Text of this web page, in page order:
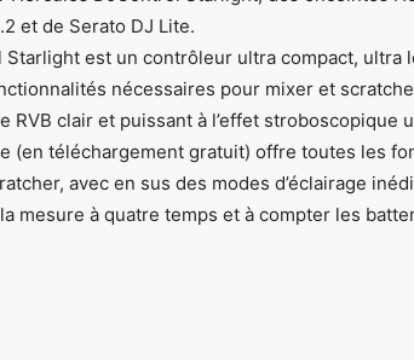
et de Serato DJ Lite.
Starlight est un contrôleur ultra compact, ultra
nécessaires pour mixer et
RVB clair et puissant à l’effet stroboscopique
(en téléchargement gratuit) offre toutes les
avec en sus des modes d’éclairage
mesure à quatre temps et à compter les